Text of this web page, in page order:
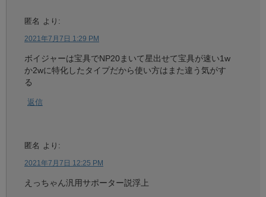
匿名 より:
2021年7月7日 1:29 PM
ボイジャーは宝具でNP20まいて星出せて宝具が速い1w
か2wに特化したタイプだから使い方はまた違う気がす
る
返信
匿名 より:
2021年7月7日 12:25 PM
えっちゃん汎用サポーター説浮上